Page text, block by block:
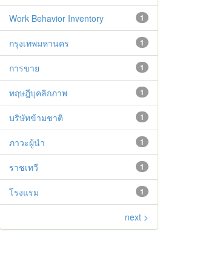
1
Work Behavior Inventory
1
กรุงเทพมหานคร
1
การขาย
1
ทฤษฎีบุคลิกภาพ
1
บริษัทข้ามชาติ
1
ภาวะผู้นำ
1
ราชเทวี
1
โรงแรม
next >